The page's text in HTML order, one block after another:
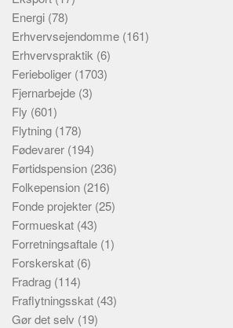
Energi (78)
Erhvervsejendomme (161)
Erhvervspraktik (6)
Ferieboliger (1703)
Fjernarbejde (3)
Fly (601)
Flytning (178)
Fødevarer (194)
Førtidspension (236)
Folkepension (216)
Fonde projekter (25)
Formueskat (43)
Forretningsaftale (1)
Forskerskat (6)
Fradrag (114)
Fraflytningsskat (43)
Gør det selv (19)